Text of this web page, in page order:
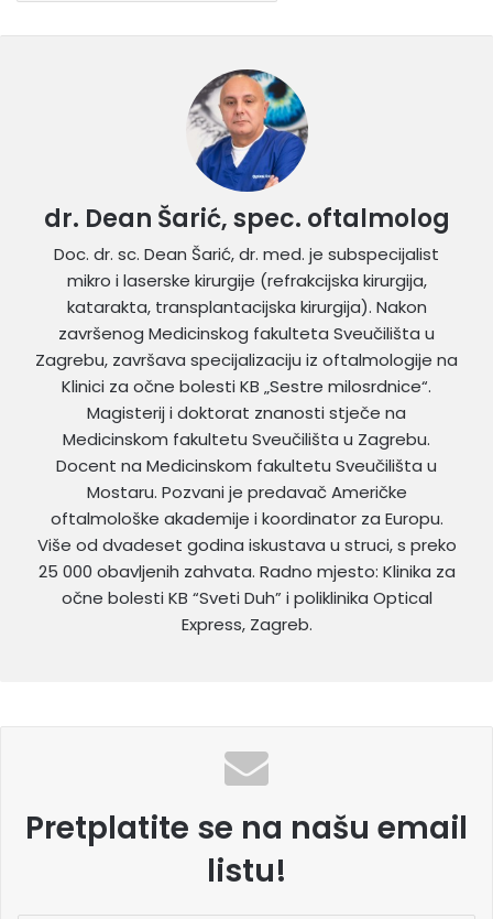
dr. Dean Šarić, spec. oftalmolog
Doc. dr. sc. Dean Šarić, dr. med. je subspecijalist
mikro i laserske kirurgije (refrakcijska kirurgija,
katarakta, transplantacijska kirurgija). Nakon
završenog Medicinskog fakulteta Sveučilišta u
Zagrebu, završava specijalizaciju iz oftalmologije na
Klinici za očne bolesti KB „Sestre milosrdnice“.
Magisterij i doktorat znanosti stječe na
Medicinskom fakultetu Sveučilišta u Zagrebu.
Docent na Medicinskom fakultetu Sveučilišta u
Mostaru. Pozvani je predavač Američke
oftalmološke akademije i koordinator za Europu.
Više od dvadeset godina iskustava u struci, s preko
25 000 obavljenih zahvata. Radno mjesto: Klinika za
očne bolesti KB “Sveti Duh” i poliklinika Optical
Express, Zagreb.
Pretplatite se na našu email
listu!